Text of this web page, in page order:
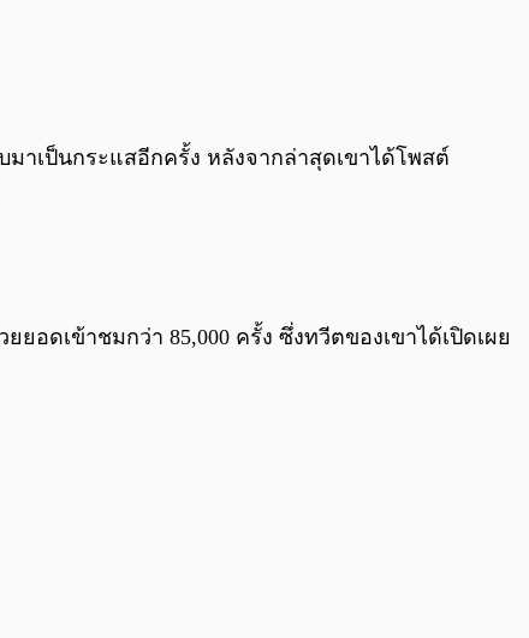
0:00 /
มาเป็นกระแสอีกครั้ง หลังจากล่าสุดเขาได้โพสต์
อดเข้าชมกว่า 85,000 ครั้ง ซึ่งทวีตของเขาได้เปิดเผย